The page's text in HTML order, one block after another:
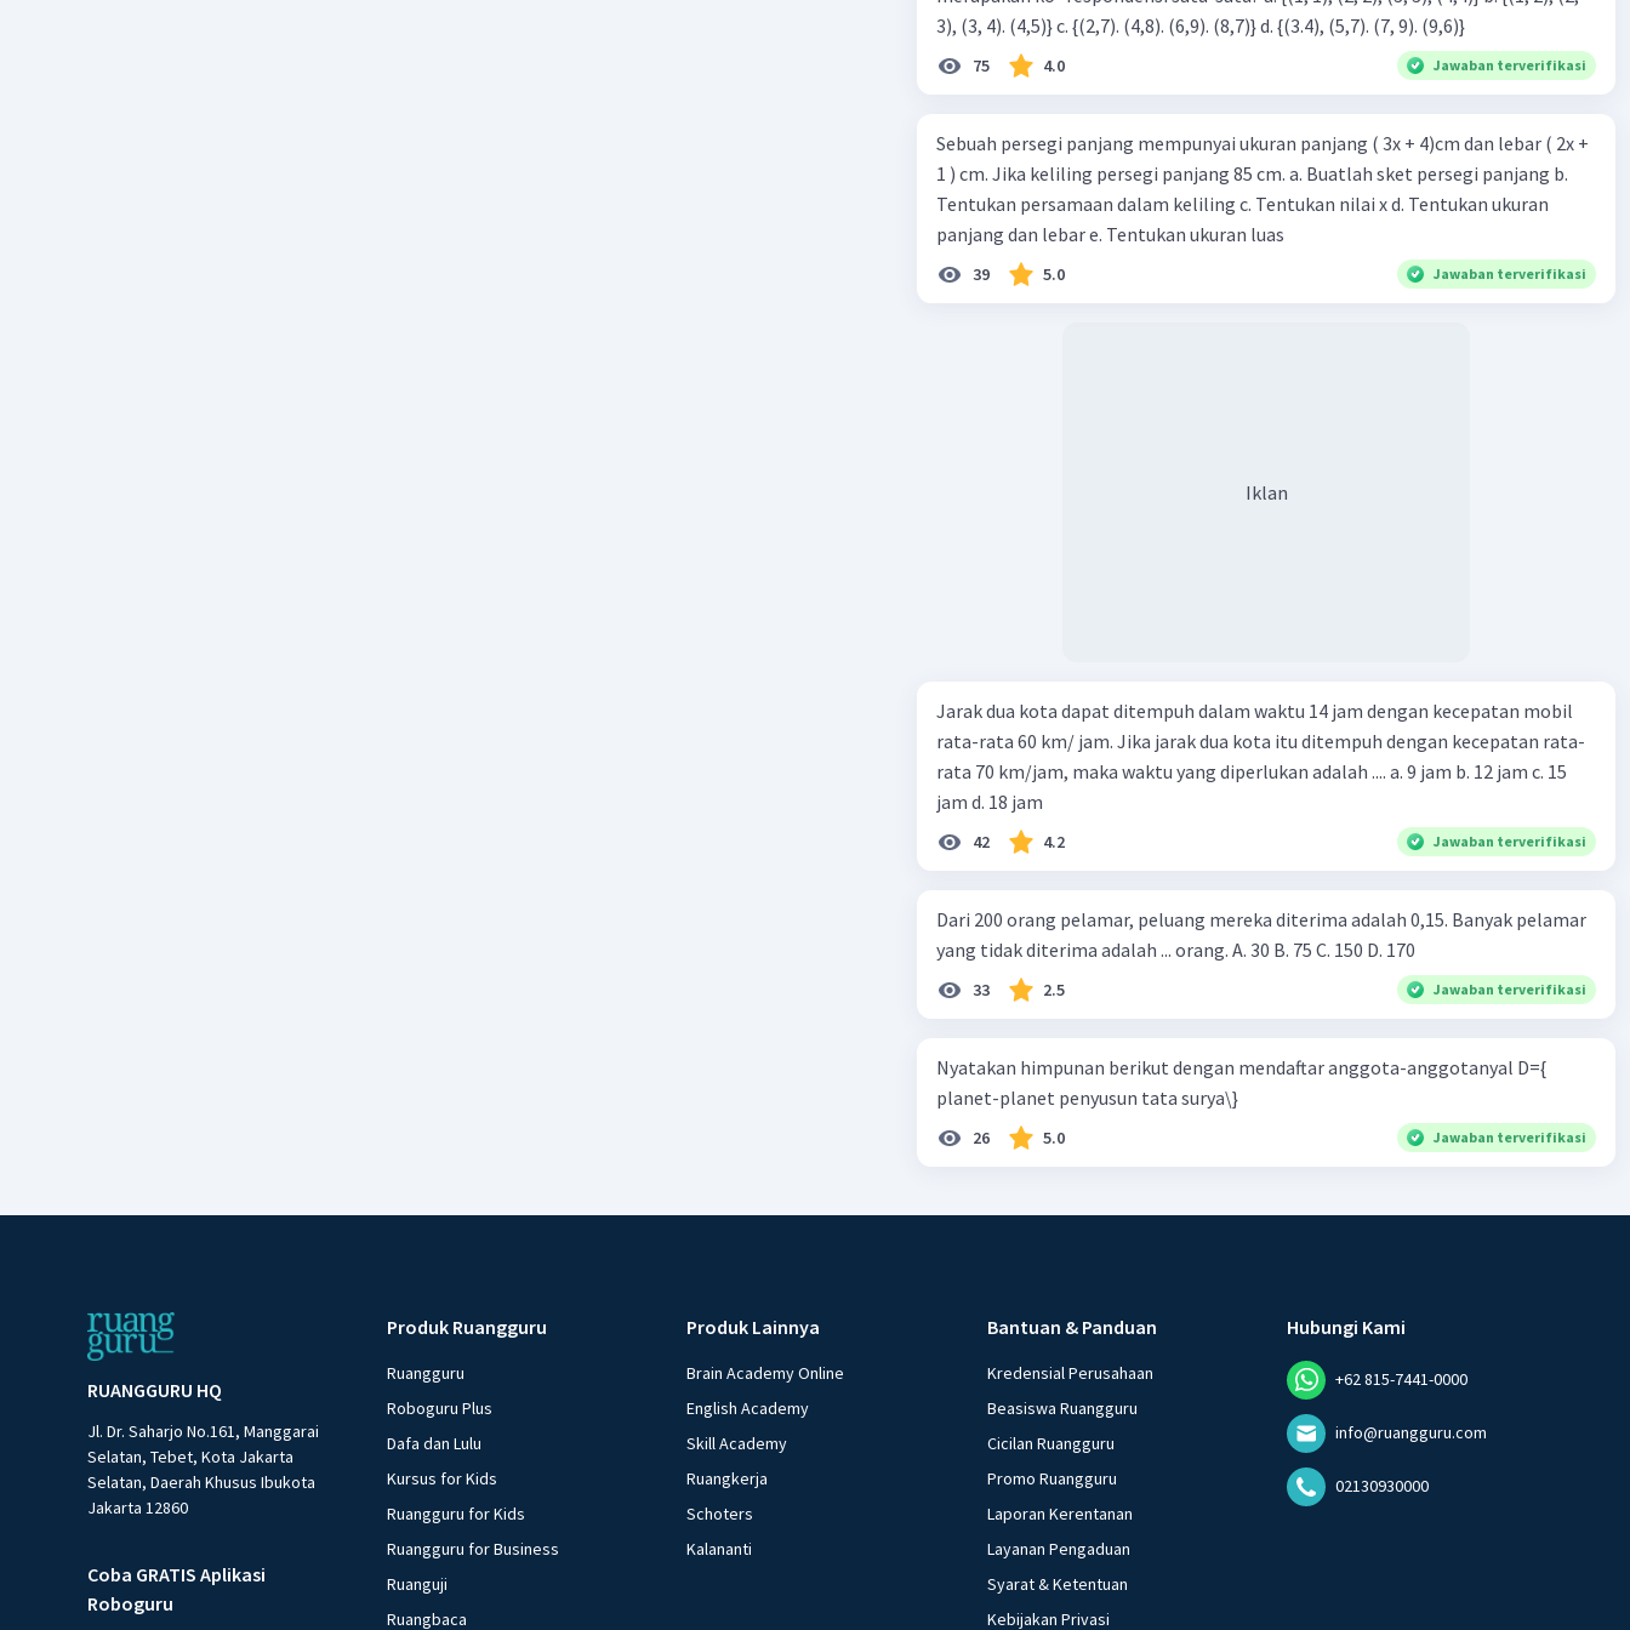
3), (3, 4). (4,5)} c. {(2,7). (4,8). (6,9). (8,7)} d. {(3.4), (5,7). (7, 9). (9,6)}
75 4.0 Jawaban terverifikasi
Sebuah persegi panjang mempunyai ukuran panjang ( 3x + 4)cm dan lebar ( 2x +
1 ) cm. Jika keliling persegi panjang 85 cm. a. Buatlah sket persegi panjang b.
Tentukan persamaan dalam keliling c. Tentukan nilai x d. Tentukan ukuran
panjang dan lebar e. Tentukan ukuran luas
39 5.0 Jawaban terverifikasi
Iklan
Jarak dua kota dapat ditempuh dalam waktu 14 jam dengan kecepatan mobil
rata-rata 60 km/ jam. Jika jarak dua kota itu ditempuh dengan kecepatan rata-
rata 70 km/jam, maka waktu yang diperlukan adalah .... a. 9 jam b. 12 jam c. 15
jam d. 18 jam
42 4.2 Jawaban terverifikasi
Dari 200 orang pelamar, peluang mereka diterima adalah 0,15. Banyak pelamar
yang tidak diterima adalah ... orang. A. 30 B. 75 C. 150 D. 170
33 2.5 Jawaban terverifikasi
Nyatakan himpunan berikut dengan mendaftar anggota-anggotanyal D={
planet-planet penyusun tata surya\}
26 5.0 Jawaban terverifikasi
RUANGGURU HQ
Jl. Dr. Saharjo No.161, Manggarai
Selatan, Tebet, Kota Jakarta
Selatan, Daerah Khusus Ibukota
Jakarta 12860
Coba GRATIS Aplikasi
Roboguru
Produk Ruangguru
Ruangguru
Roboguru Plus
Dafa dan Lulu
Kursus for Kids
Ruangguru for Kids
Ruangguru for Business
Ruanguji
Ruangbaca
Produk Lainnya
Brain Academy Online
English Academy
Skill Academy
Ruangkerja
Schoters
Kalananti
Bantuan & Panduan
Kredensial Perusahaan
Beasiswa Ruangguru
Cicilan Ruangguru
Promo Ruangguru
Laporan Kerentanan
Layanan Pengaduan
Syarat & Ketentuan
Kebijakan Privasi
Hubungi Kami
+62 815-7441-0000
info@ruangguru.com
02130930000